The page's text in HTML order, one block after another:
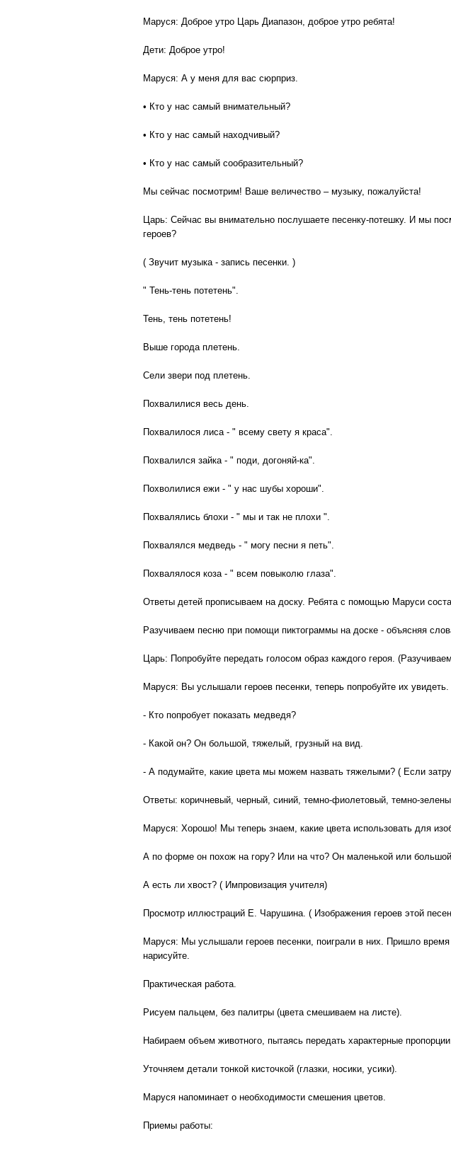
Маруся: Доброе утро Царь Диапазон, доброе утро ребята!
Дети: Доброе утро!
Маруся: А у меня для вас сюрприз.
• Кто у нас самый внимательный?
• Кто у нас самый находчивый?
• Кто у нас самый сообразительный?
Мы сейчас посмотрим! Ваше величество – музыку, пожалуйста!
Царь: Сейчас вы внимательно послушаете песенку-потешку. И мы
героев?
( Звучит музыка - запись песенки. )
" Тень-тень потетень".
Тень, тень потетень!
Выше города плетень.
Сели звери под плетень.
Похвалилися весь день.
Похвалилося лиса - " всему свету я краса".
Похвалился зайка - " поди, догоняй-ка".
Похволилися ежи - " у нас шубы хороши".
Похвалялись блохи - " мы и так не плохи ".
Похвалялся медведь - " могу песни я петь".
Похвалялося коза - " всем повыколю глаза".
Ответы детей прописываем на доску. Ребята с помощью Маруси
Разучиваем песню при помощи пиктограммы на доске - объясняя
Царь: Попробуйте передать голосом образ каждого героя.
Маруся: Вы услышали героев песенки, теперь попробуйте их увидеть.
- Кто попробует показать медведя?
- Какой он? Он большой, тяжелый, грузный на вид.
- А подумайте, какие цвета мы можем назвать тяжелыми? ( Если
Ответы: коричневый, черный, синий, темно-фиолетовый, темно-
Маруся: Хорошо! Мы теперь знаем, какие цвета использовать для
А по форме он похож на гору? Или на что? Он маленькой или
А есть ли хвост? ( Импровизация учителя)
Просмотр иллюстраций Е. Чарушина. ( Изображения героев этой
Маруся: Мы услышали героев песенки, поиграли в них. Пришло
нарисуйте.
Практическая работа.
Рисуем пальцем, без палитры (цвета смешиваем на листе).
Набираем объем животного, пытаясь передать характерные
Уточняем детали тонкой кисточкой (глазки, носики, усики).
Маруся напоминает о необходимости смешения цветов.
Приемы работы: